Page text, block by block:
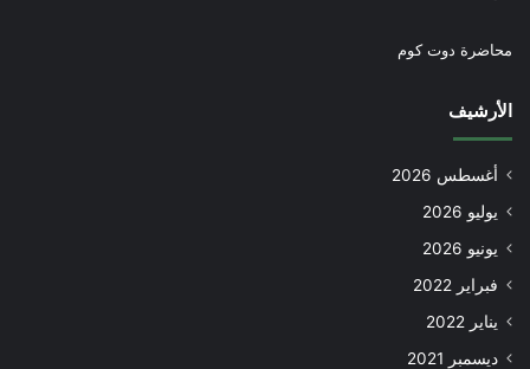
محاضرة دوت كوم
الأرشيف
أغسطس 2026
يوليو 2026
يونيو 2026
فبراير 2022
يناير 2022
ديسمبر 2021